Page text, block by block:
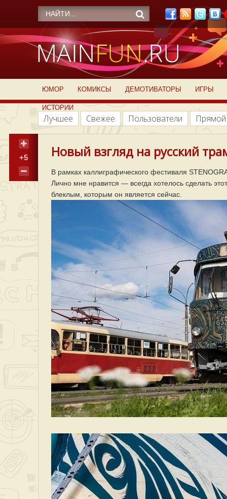
ЮМОР КОМИКСЫ ДЕМОТИВАТОРЫ ИГРЫ
ИСТОРИИ
Лучшее Свежее Пользователи
+5 Новый взгляд на русский
В рамках каллиграфического фестиваля
Лично мне нравится — всегда хотелось сделать
блеклым, которым он является сейчас.